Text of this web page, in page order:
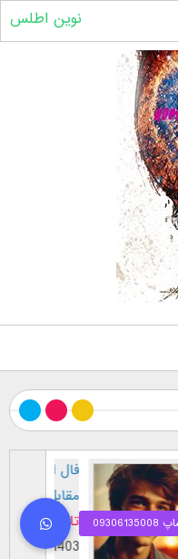
نوین اطلس
مقابل
تاریخ :
1403